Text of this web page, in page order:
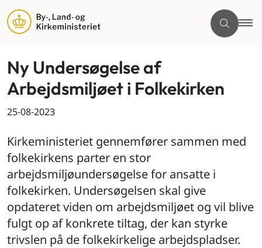
Ny Undersøgelse af
Arbejdsmiljøet i Folkekirken
25-08-2023
Kirkeministeriet gennemfører sammen med
folkekirkens parter en stor
arbejdsmiljøundersøgelse for ansatte i
folkekirken. Undersøgelsen skal give
opdateret viden om arbejdsmiljøet og vil blive
fulgt op af konkrete tiltag, der kan styrke
trivslen på de folkekirkelige arbejdspladser.